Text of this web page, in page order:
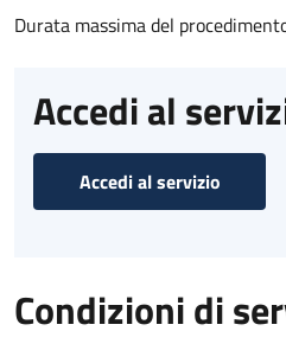
Durata massima del
Accedi al
Accedi al servizio
Condizioni di